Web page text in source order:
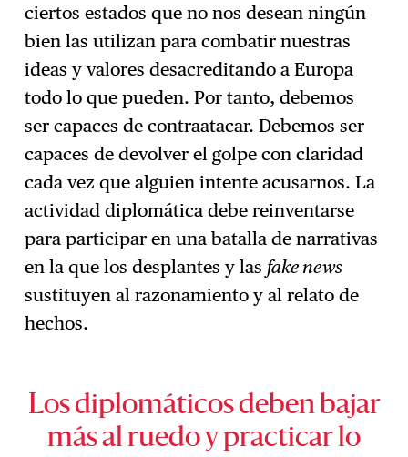
ciertos estados que no nos desean ningún
bien las utilizan para combatir nuestras
ideas y valores desacreditando a Europa
todo lo que pueden. Por tanto, debemos
ser capaces de contraatacar. Debemos ser
capaces de devolver el golpe con claridad
cada vez que alguien intente acusarnos. La
actividad diplomática debe reinventarse
para participar en una batalla de narrativas
en la que los desplantes y las fake news
sustituyen al razonamiento y al relato de
hechos.
Los diplomáticos deben bajar
más al ruedo y practicar lo